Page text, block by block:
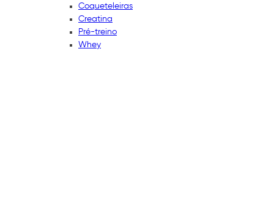
Coqueteleiras
Creatina
Pré-treino
Whey